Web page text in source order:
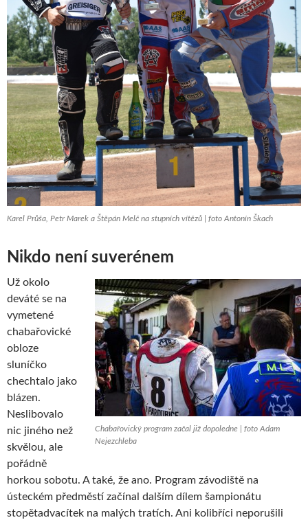
Karel Průša, Petr Marek a Štěpán Melč na stupních vítězů | foto Antonín Škach
Nikdo není suverénem
Chabařovický program začal již dopoledne | foto Adam
Nejezchleba
Už okolo
deváté se na
vymetené
chabařovické
obloze
sluníčko
chechtalo jako
blázen.
Neslibovalo
nic jiného než
skvělou, ale
pořádně
horkou sobotu. A také, že ano. Program závodiště na
ústeckém předměstí začínal dalším dílem šampionátu
stopětadvacítek na malých tratích. Ani kolibříci neporušili